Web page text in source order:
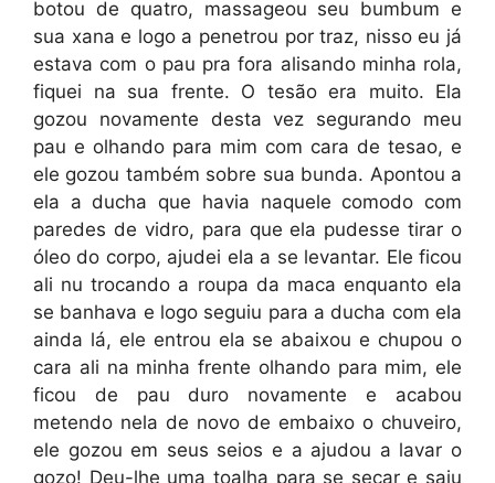
botou de quatro, massageou seu bumbum e
sua xana e logo a penetrou por traz, nisso eu já
estava com o pau pra fora alisando minha rola,
fiquei na sua frente. O tesão era muito. Ela
gozou novamente desta vez segurando meu
pau e olhando para mim com cara de tesao, e
ele gozou também sobre sua bunda. Apontou a
ela a ducha que havia naquele comodo com
paredes de vidro, para que ela pudesse tirar o
óleo do corpo, ajudei ela a se levantar. Ele ficou
ali nu trocando a roupa da maca enquanto ela
se banhava e logo seguiu para a ducha com ela
ainda lá, ele entrou ela se abaixou e chupou o
cara ali na minha frente olhando para mim, ele
ficou de pau duro novamente e acabou
metendo nela de novo de embaixo o chuveiro,
ele gozou em seus seios e a ajudou a lavar o
gozo! Deu-lhe uma toalha para se secar e saiu